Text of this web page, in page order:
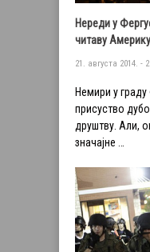
Нереди у
читаву Америку
21. августа 2014. -
Немири у
присуство
друштву. Али,
значајне …